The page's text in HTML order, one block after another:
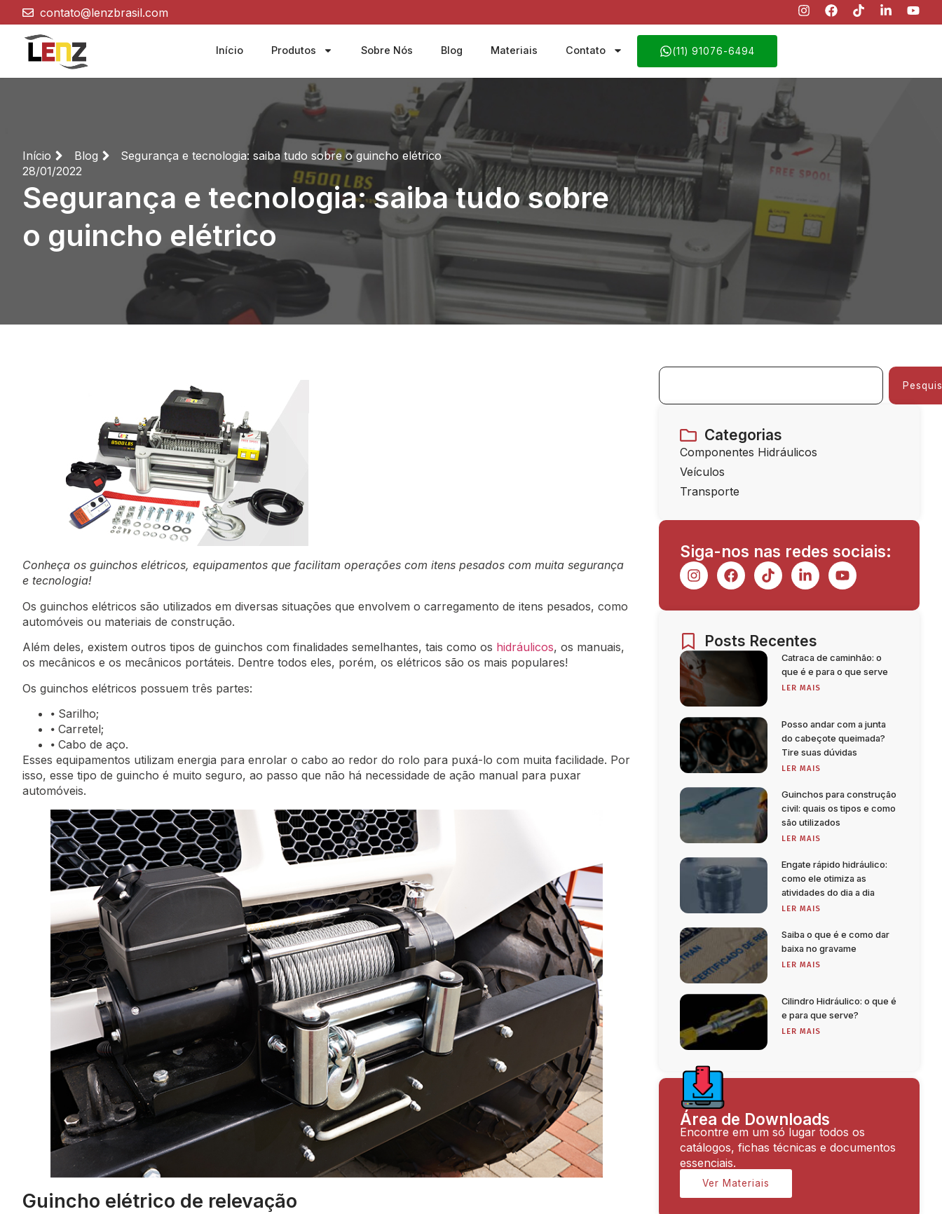
contato@lenzbrasil.com
Início Produtos Sobre Nós Blog Materiais Contato (11) 91076-6494
Início Blog
Segurança e tecnologia: saiba tudo sobre o guincho elétrico
28/01/2022
Segurança e tecnologia: saiba tudo sobre
o guincho elétrico
Conheça os guinchos elétricos, equipamentos que facilitam operações com itens pesados com muita segurança
e tecnologia!
Os guinchos elétricos são utilizados em diversas situações que envolvem o carregamento de itens pesados, como
automóveis ou materiais de construção.
Além deles, existem outros tipos de guinchos com finalidades semelhantes, tais como os hidráulicos, os manuais,
os mecânicos e os mecânicos portáteis. Dentre todos eles, porém, os elétricos são os mais populares!
Os guinchos elétricos possuem três partes:
⦁ Sarilho;
⦁ Carretel;
⦁ Cabo de aço.
Esses equipamentos utilizam energia para enrolar o cabo ao redor do rolo para puxá-lo com muita facilidade. Por
isso, esse tipo de guincho é muito seguro, ao passo que não há necessidade de ação manual para puxar
automóveis.
Guincho elétrico de relevação
Categorias
Componentes Hidráulicos
Veículos
Transporte
Siga-nos nas redes sociais:
Posts Recentes
Catraca de caminhão: o
que é e para o que serve
LER MAIS
Posso andar com a junta
do cabeçote queimada?
Tire suas dúvidas
LER MAIS
Guinchos para construção
civil: quais os tipos e como
são utilizados
LER MAIS
Engate rápido hidráulico:
como ele otimiza as
atividades do dia a dia
LER MAIS
Saiba o que é e como dar
baixa no gravame
LER MAIS
Cilindro Hidráulico: o que é
e para que serve?
LER MAIS
Área de Downloads
Encontre em um só lugar todos os
catálogos, fichas técnicas e documentos
essenciais.
Ver Materiais